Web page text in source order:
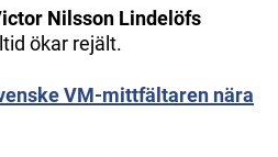
Nilsson Lindelöfs
ökar rejält.
VM-mittfältaren nära